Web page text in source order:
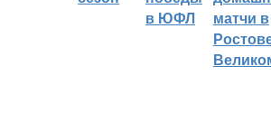
в ЮФЛ
матчи в